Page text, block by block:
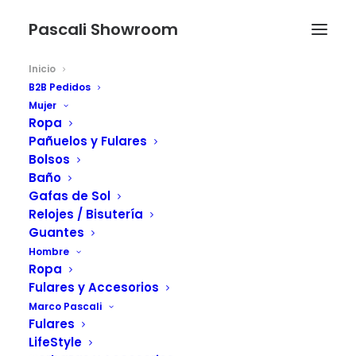
Pascali Showroom
Inicio
B2B Pedidos
Mujer
Ropa
Pañuelos y Fulares
Bolsos
Baño
Gafas de Sol
Relojes / Bisutería
Guantes
Hombre
Ropa
Fulares y Accesorios
Marco Pascali
Fulares
LifeStyle
P A S C A L I
Fashion Showroom
ESPAÑA
BÉLGIC